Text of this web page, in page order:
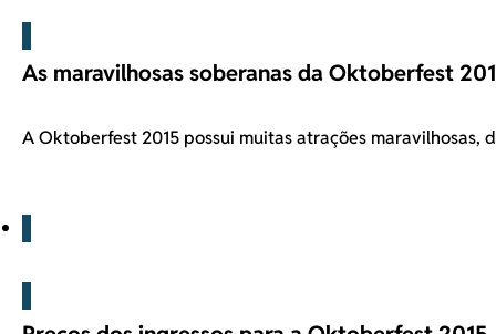
As maravilhosas soberanas da Oktoberfest
A Oktoberfest 2015 possui muitas atrações